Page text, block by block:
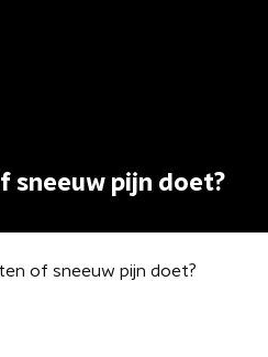
sneeuw pijn doet?
of sneeuw pijn doet?